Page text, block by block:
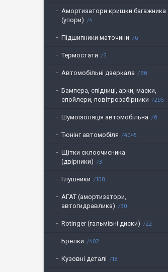
Амортизатори кришки багажника
(упори)
4
Підшипники маточини 6
Термостати 3
Автомобільні дзеркала 86
Бампера, спідниці, арки, маски,
спойлери, повітрозабірники
265
Шумоізоляція автомобільна 6
Тюнінг автомобіля 4045
Щітки склоочисника
(двірники)
3
Глушники 108
АГАТ (амортизатори,
автогидравлика)
30
Rotinger (гальмівні диски) 22
Брелки 402
Кузовні деталі 18